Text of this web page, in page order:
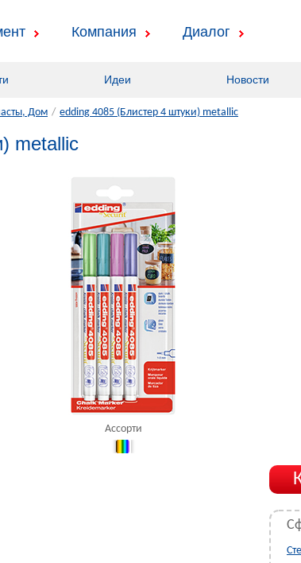
Компания Диалог
Идеи Новости
Дом / edding 4085 (Блистер 4 штуки) metallic
metallic
Ассорти